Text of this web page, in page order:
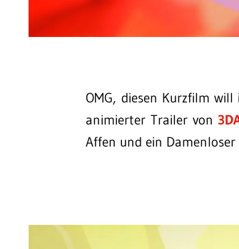
OMG, diesen Kurzfilm
animierter Trailer von
Affen und ein